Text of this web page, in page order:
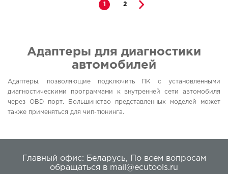
1 2
Адаптеры для диагностики
автомобилей
Адаптеры, позволяющие подключить ПК с установленными
диагностическими программами к внутренней сети автомобиля
через OBD порт. Большинство представленных моделей может
также применяться для чип-тюнинга.
Главный офис: Беларусь,
По всем вопросам
обращаться в mail@ecutools.ru